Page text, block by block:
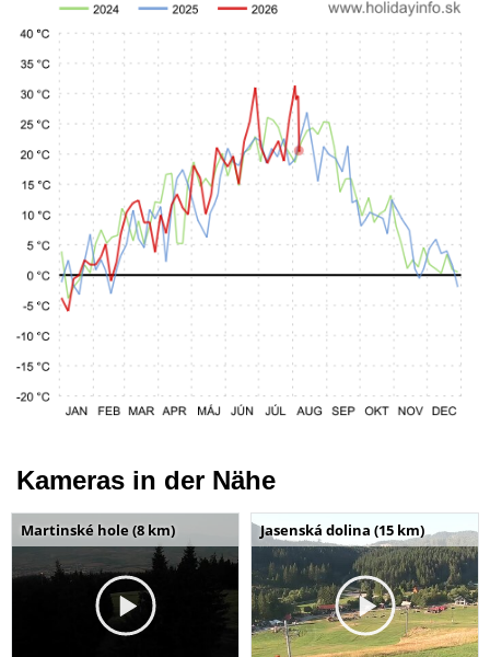
Kameras in der Nähe
Martinské hole (8 km) Jasenská dolina (15 km)